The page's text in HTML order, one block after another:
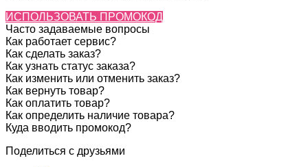
ИСПОЛЬЗОВАТЬ ПРОМОКОД
Часто задаваемые вопросы
Как работает сервис?
Как сделать заказ?
Как узнать статус заказа?
Как изменить или отменить заказ?
Как вернуть товар?
Как оплатить товар?
Как определить наличие товара?
Куда вводить промокод?
Поделиться с друзьями